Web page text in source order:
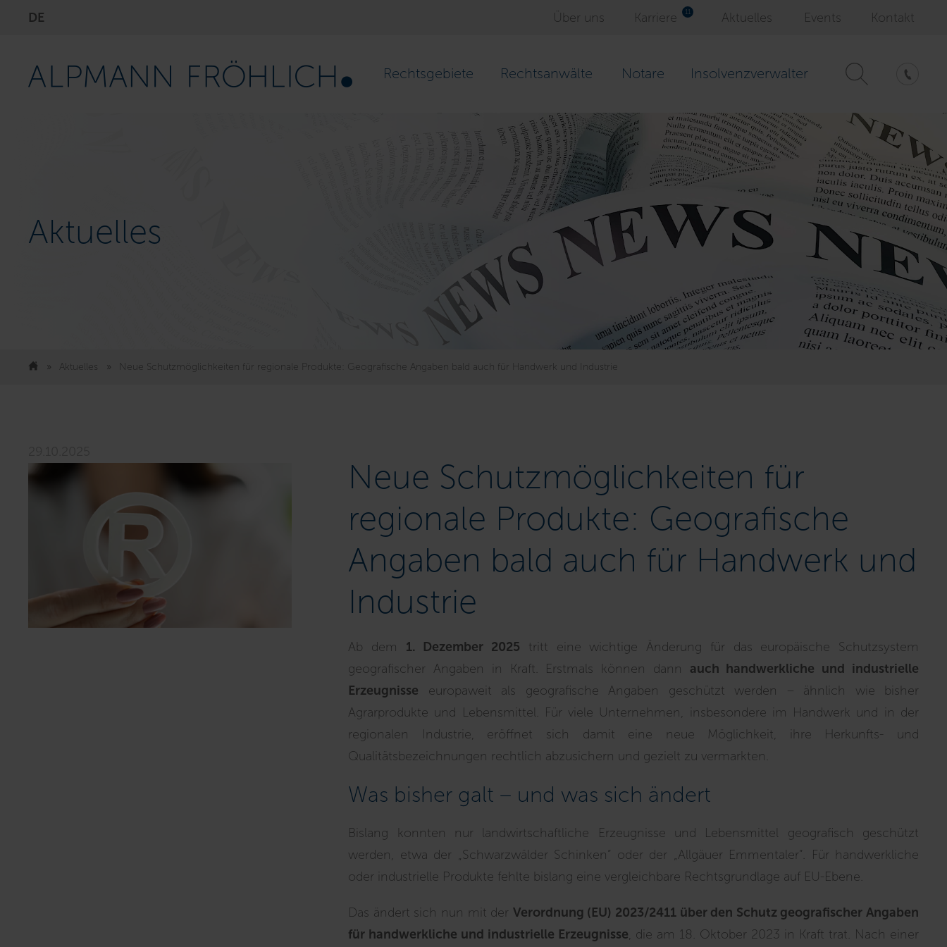
DE Über uns Karriere Aktuelles Events Kontakt
Rechtsgebiete Rechtsanwälte Notare Insolvenzverwalter
Aktuelles
Aktuelles Neue Schutzmöglichkeiten für regionale Produkte: Geografische Angaben bald auch für Handwerk und Industrie
Neue Schutzmöglichkeiten für
regionale Produkte: Geografische
Angaben bald auch für Handwerk und
Industrie
Ab dem 1. Dezember 2025 tritt eine wichtige Änderung für das europäische Schutzsystem
geografischer Angaben in Kraft. Erstmals können dann auch handwerkliche und industrielle
Erzeugnisse europaweit als geografische Angaben geschützt werden – ähnlich wie bisher
Agrarprodukte und Lebensmittel. Für viele Unternehmen, insbesondere im Handwerk und in der
regionalen Industrie, eröffnet sich damit eine neue Möglichkeit, ihre Herkunfts- und
Qualitätsbezeichnungen rechtlich abzusichern und gezielt zu vermarkten.
Was bisher galt – und was sich ändert
Bislang konnten nur landwirtschaftliche Erzeugnisse und Lebensmittel geografisch geschützt
werden, etwa der „Schwarzwälder Schinken“ oder der „Allgäuer Emmentaler“. Für handwerkliche
oder industrielle Produkte fehlte bislang eine vergleichbare Rechtsgrundlage auf EU-Ebene.
Das ändert sich nun mit der Verordnung (EU) 2023/2411 über den Schutz geografischer Angaben
für handwerkliche und industrielle Erzeugnisse , die am 18. Oktober 2023 in Kraft trat. Nach einer